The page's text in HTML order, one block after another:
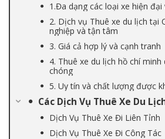
1.Đa dạng các loại xe hiện đại
2. Dịch vụ Thuê xe du lịch tại
nghiệp và tận tâm
3. Giá cả hợp lý và cạnh tranh
4. Thuê xe du lịch hồ chí minh
chóng
5. Uy tín và chất lượng được
Các Dịch Vụ Thuê Xe Du
Dịch Vụ Thuê Xe Đi Liên Tỉnh
Dịch Vụ Thuê Xe Đi Công Tác